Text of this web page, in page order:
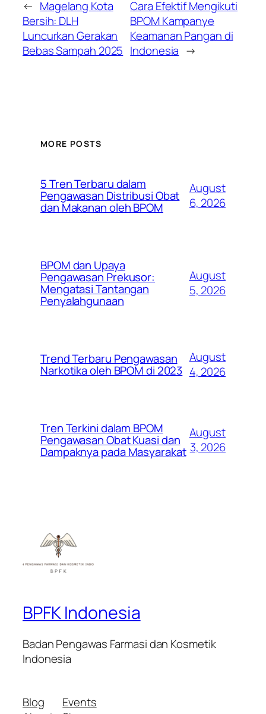
← Magelang Kota
Bersih: DLH
Luncurkan Gerakan
Bebas Sampah 2025
Cara Efektif Mengikuti
BPOM Kampanye
Keamanan Pangan di
Indonesia →
MORE POSTS
5 Tren Terbaru dalam
Pengawasan Distribusi Obat
dan Makanan oleh BPOM
August
6, 2026
BPOM dan Upaya
Pengawasan Prekusor:
Mengatasi Tantangan
Penyalahgunaan
August
5, 2026
Trend Terbaru Pengawasan
Narkotika oleh BPOM di 2023
August
4, 2026
Tren Terkini dalam BPOM
Pengawasan Obat Kuasi dan
Dampaknya pada Masyarakat
August
3, 2026
BPFK Indonesia
Badan Pengawas Farmasi dan Kosmetik
Indonesia
Blog
Events